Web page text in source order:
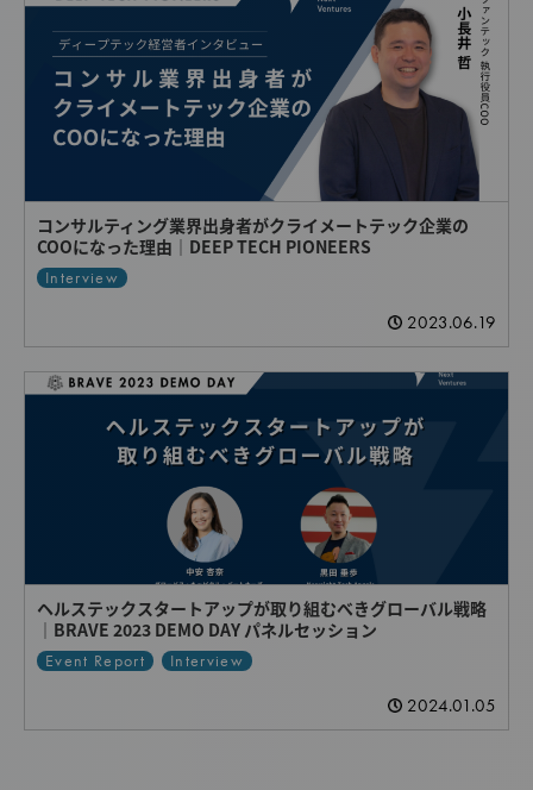
コンサルティング業界出身者がクライメートテック企業の
COOになった理由｜DEEP TECH PIONEERS
Interview
2023.06.19
ヘルステックスタートアップが取り組むべきグローバル戦略
｜BRAVE 2023 DEMO DAY パネルセッション
Event Report Interview
2024.01.05